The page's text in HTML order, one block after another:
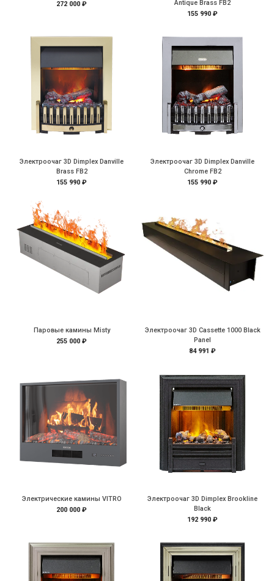
272 000 ₽
Antique Brass FB2
155 990 ₽
Электроочаг 3D Dimplex Danville
Brass FB2
155 990 ₽
Электроочаг 3D Dimplex Danville
Chrome FB2
155 990 ₽
Паровые камины Misty
255 000 ₽
Электроочаг 3D Cassette 1000 Black
Panel
84 991 ₽
Электрические камины VITRO
200 000 ₽
Электроочаг 3D Dimplex Brookline
Black
192 990 ₽